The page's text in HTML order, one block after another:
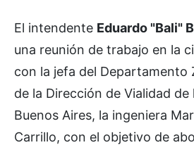
El intendente Eduardo "Bali"
una reunión de trabajo en la
con la jefa del Departamento
de la Dirección de Vialidad de
Buenos Aires, la ingeniera
Carrillo, con el objetivo de